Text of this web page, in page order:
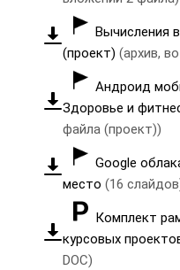
Вычисления
(проект) (архив,
Андроид
Здоровье и
файла (проект))
Google
место (16
Комплект
курсовых
DOC)